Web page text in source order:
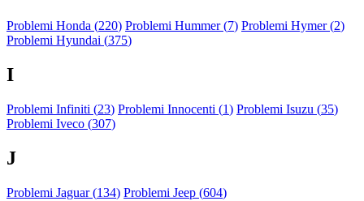
Problemi Honda (220) Problemi Hummer (7) Problemi Hymer (2)
Problemi Hyundai (375)
I
Problemi Infiniti (23) Problemi Innocenti (1) Problemi Isuzu (35)
Problemi Iveco (307)
J
Problemi Jaguar (134) Problemi Jeep (604)